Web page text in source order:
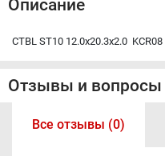
Описание
CTBL ST10 12.0x20.3x2.0 KCR08
Отзывы и вопросы
Все отзывы (0)